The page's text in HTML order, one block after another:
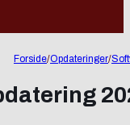
Forside/Opdateringer/